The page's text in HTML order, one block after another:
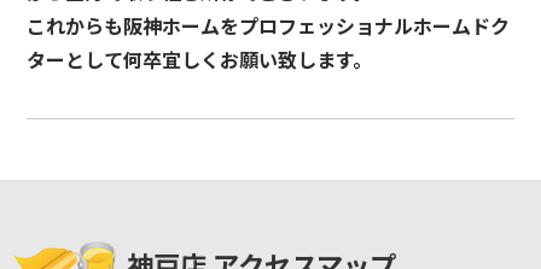
これからも阪神ホームをプロフェッショナルホームドク
ターとして何卒宜しくお願い致します。